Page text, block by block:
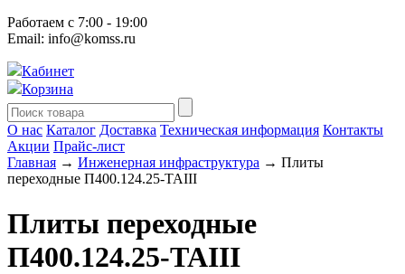
Работаем с 7:00 - 19:00
Email: info@komss.ru
Кабинет
Корзина
О нас Каталог Доставка Техническая информация Контакты
Акции Прайс-лист
Главная → Инженерная инфраструктура → Плиты
переходные П400.124.25-ТАIII
Плиты переходные
П400.124.25-ТАIII